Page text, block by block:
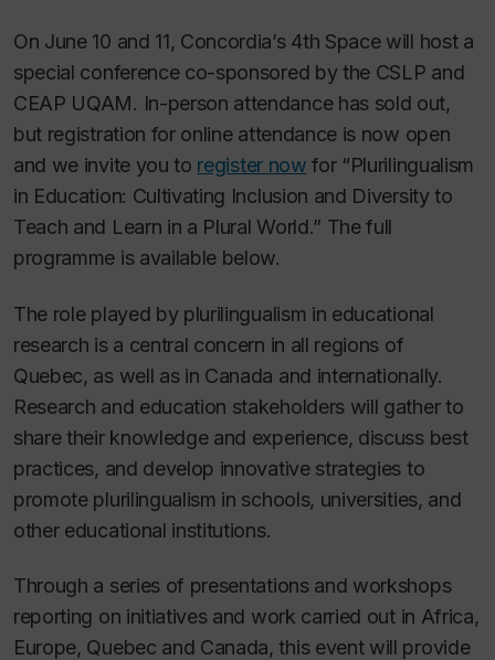
On June 10 and 11, Concordia’s 4th Space will host a
special conference co-sponsored by the CSLP and
CEAP UQAM. In-person attendance has sold out,
but registration for online attendance is now open
and we invite you to register now for “Plurilingualism
in Education: Cultivating Inclusion and Diversity to
Teach and Learn in a Plural World.” The full
programme is available below.
The role played by plurilingualism in educational
research is a central concern in all regions of
Quebec, as well as in Canada and internationally.
Research and education stakeholders will gather to
share their knowledge and experience, discuss best
practices, and develop innovative strategies to
promote plurilingualism in schools, universities, and
other educational institutions.
Through a series of presentations and workshops
reporting on initiatives and work carried out in Africa,
Europe, Quebec and Canada, this event will provide